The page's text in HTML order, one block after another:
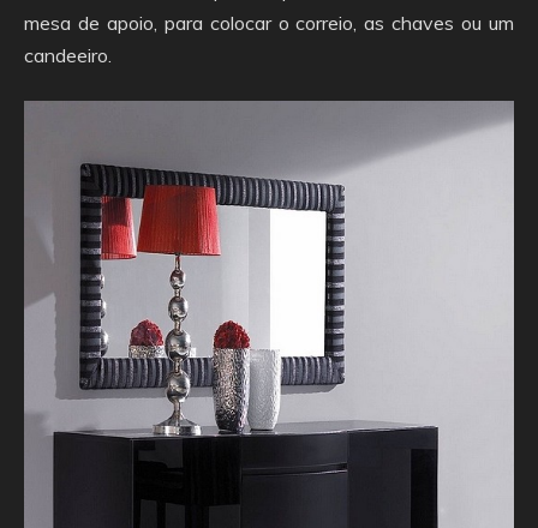
mesa de apoio, para colocar o correio, as chaves ou um
candeeiro.